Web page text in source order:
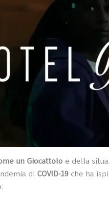
un Giocattolo e della
di COVID-19 che ha